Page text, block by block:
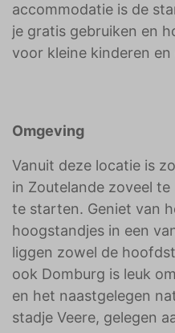
accommodatie is de
je gratis gebruiken en
voor kleine kinderen
Omgeving
Vanuit deze locatie is
in Zoutelande zoveel
te starten. Geniet van
hoogstandjes in een
liggen zowel de
ook Domburg is leuk
en het naastgelegen
stadje Veere, gelegen